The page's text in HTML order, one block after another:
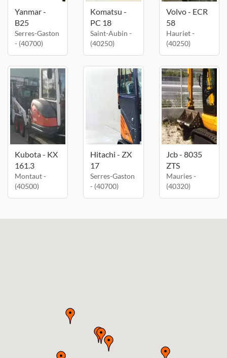
Yanmar -
B25
Serres-Gaston
- (40700)
Komatsu -
PC 18
Saint-Aubin -
(40250)
Volvo - ECR
58
Hauriet -
(40250)
Kubota - KX
161.3
Montaut -
(40500)
Hitachi - ZX
17
Serres-Gaston
- (40700)
Jcb - 8035
ZTS
Mauries -
(40320)